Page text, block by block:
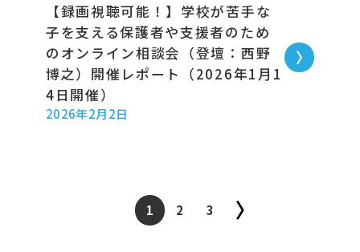
【録画視聴可能！】学校が苦手な
子を支える保護者や支援者のため
のオンライン相談会（登壇：西野
博之）開催レポート（2026年1月1
4日開催）
2026年2月2日
1 2 3